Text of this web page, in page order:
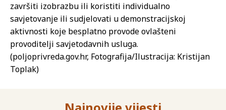
završiti izobrazbu ili koristiti individualno
savjetovanje ili sudjelovati u demonstracijskoj
aktivnosti koje besplatno provode ovlašteni
provoditelji savjetodavnih usluga.
(poljoprivreda.gov.hr, Fotografija/Ilustracija: Kristijan
Toplak)